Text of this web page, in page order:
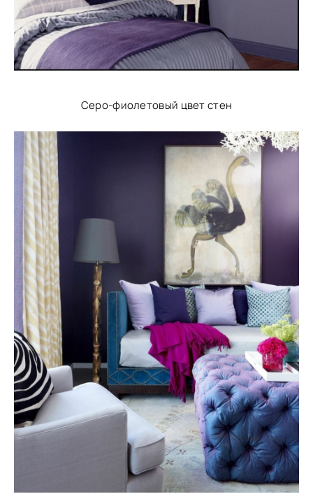
Серо-фиолетовый цвет стен